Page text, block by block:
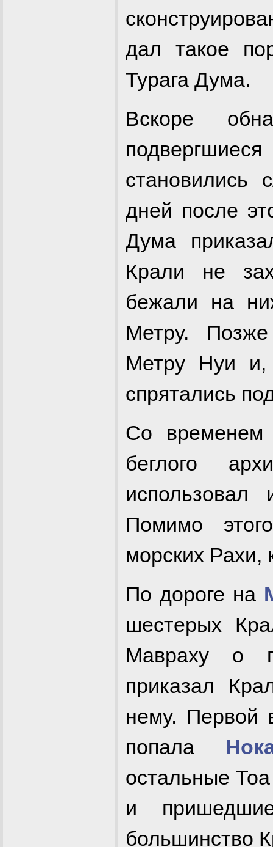
дал такое
Турага Дума.
Вскоре
становились
дней после
Дума
Крали не
бежали на
Метру.
Метру Нуи и,
спрятались
Со временем
беглого
использовал
Помимо
морских Рахи,
По дороге на
шестерых
Мавраху о
приказал
нему. Первой
попала
остальные
и
большинство